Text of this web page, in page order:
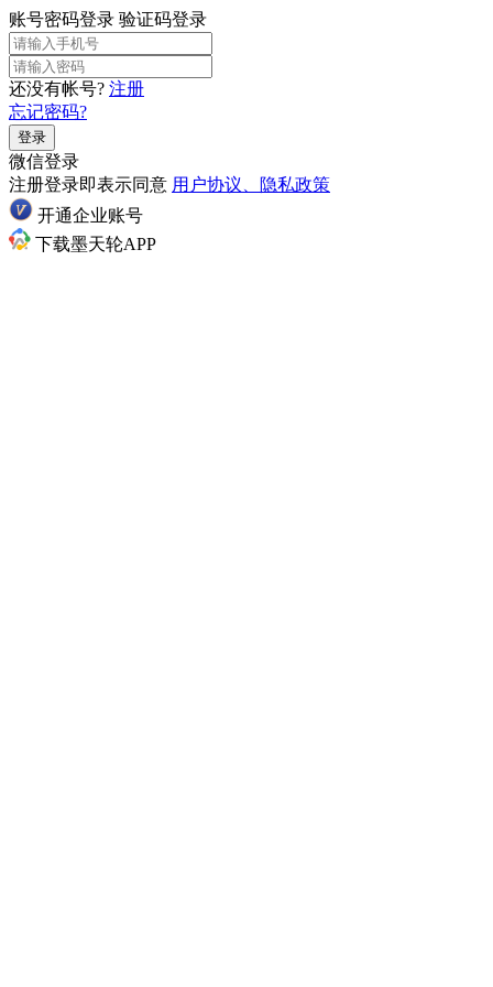
账号密码登录 验证码登录
还没有帐号? 注册
忘记密码?
登录
微信登录
注册登录即表示同意 用户协议、隐私政策
开通企业账号
下载墨天轮APP